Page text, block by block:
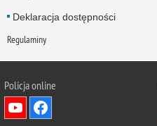
Deklaracja dostępności
Regulaminy
Policja online